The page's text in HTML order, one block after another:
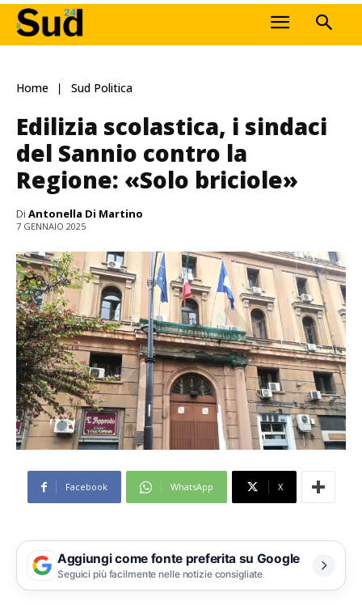
Home Sud Politica
Edilizia scolastica, i sindaci
del Sannio contro la
Regione: «Solo briciole»
Di Antonella Di Martino
7 GENNAIO 2025
Facebook WhatsApp X
Aggiungi come fonte preferita su Google
Seguici più facilmente nelle notizie consigliate